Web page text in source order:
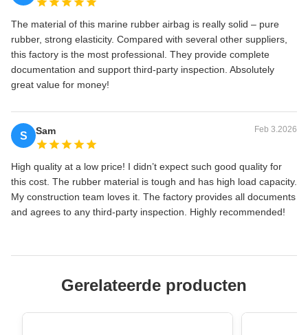
The material of this marine rubber airbag is really solid – pure
rubber, strong elasticity. Compared with several other suppliers,
this factory is the most professional. They provide complete
documentation and support third-party inspection. Absolutely
great value for money!
S Sam Feb 3.2026
High quality at a low price! I didn’t expect such good quality for
this cost. The rubber material is tough and has high load capacity.
My construction team loves it. The factory provides all documents
and agrees to any third-party inspection. Highly recommended!
Gerelateerde producten